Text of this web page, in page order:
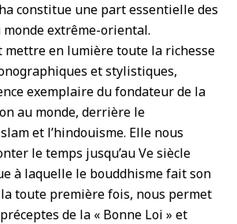
constitue une part essentielle des
extrême-oriental.
mettre en lumière toute la richesse
et stylistiques,
exemplaire du fondateur de la
au monde, derrière le
et l’hindouisme. Elle nous
le temps jusqu’au Ve siècle
à laquelle le bouddhisme fait son
toute première fois, nous permet
de la « Bonne Loi » et